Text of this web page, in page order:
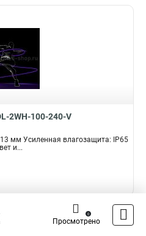
2WH-100-240-V
мм Усиленная влагозащита: IP65
и...
трубки
Просмотрено
0